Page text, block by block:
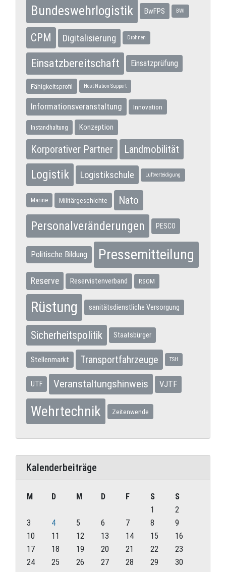
Bundeswehrlogistik BwFPS BWI
CPM Digitalisierung Drohnen
Einsatzbereitschaft Einsatzprüfung
Fähigkeitsprofil Host Nation Support
Informationsveranstaltung Innovation
Instandhaltung Konzeption
Korporativer Partner Landmobilität
Logistik Logistikschule Luftverteidigung
Marine Militärgeschichte Nato
Personalveränderungen PESCO
Politische Bildung Pressemitteilung
Reserve Reservistenverband RSOM
Rüstung sanitätsdienstliche Versorgung
Sicherheitspolitik Staatsbürger
Stellenmarkt Transportfahrzeuge TSH
UTF Veranstaltungshinweis VJTF
Wehrtechnik Zeitenwende
Kalenderbeiträge
M D M D F S
S
1
2
3
4 5 6 7 8
9
10
11 12 13 14 15
16
17
18 19 20 21 22
23
24
25 26 27 28 29
30